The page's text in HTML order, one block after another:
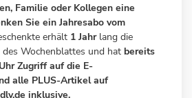
Familie oder Kollegen eine
Sie ein Jahresabo vom
erhält 1 Jahr lang die
des Wochenblattes und hat bereits
Zugriff auf die E-
alle PLUS-Artikel auf
inklusive.